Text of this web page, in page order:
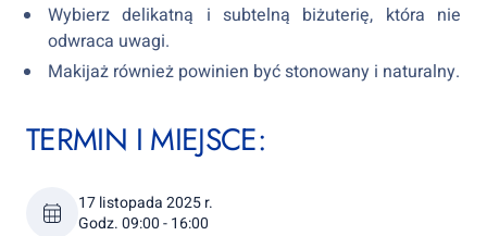
Wybierz delikatną i subtelną biżuterię, która nie
odwraca uwagi.
Makijaż również powinien być stonowany i naturalny.
TERMIN I MIEJSCE:
17 listopada 2025 r.
Godz. 09:00 - 16:00